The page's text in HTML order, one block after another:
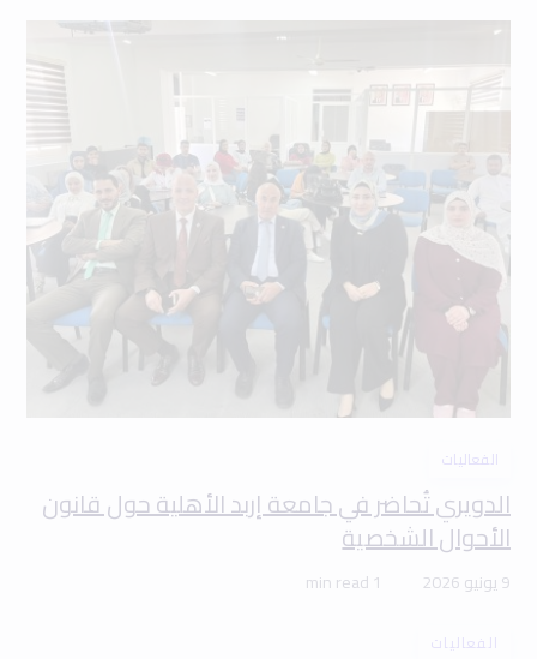
الفعاليات
الدويري تُحاضر في جامعة إربد الأهلية حول قانون
الأحوال الشخصية
9 يونيو 2026 1 min read
الفعاليات